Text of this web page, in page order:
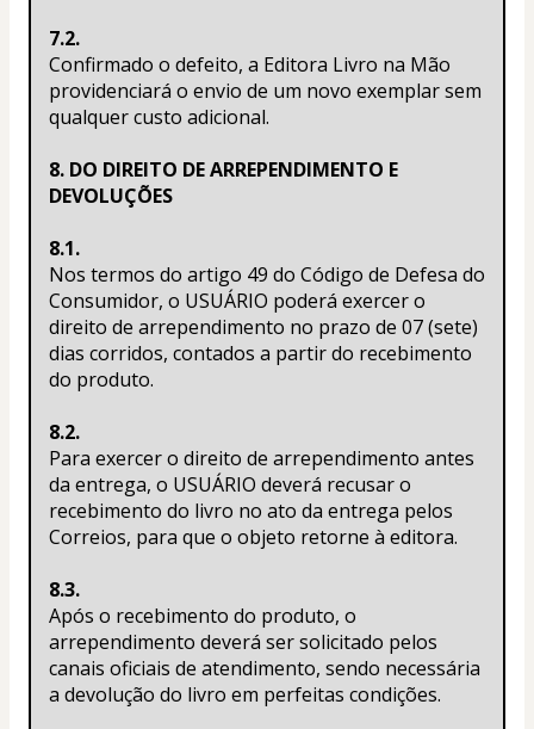
7.2.
Confirmado o defeito, a Editora Livro na Mão
providenciará o envio de um novo exemplar sem
qualquer custo adicional.
8. DO DIREITO DE ARREPENDIMENTO E
DEVOLUÇÕES
8.1.
Nos termos do artigo 49 do Código de Defesa do
Consumidor, o USUÁRIO poderá exercer o
direito de arrependimento no prazo de 07 (sete)
dias corridos, contados a partir do recebimento
do produto.
8.2.
Para exercer o direito de arrependimento antes
da entrega, o USUÁRIO deverá recusar o
recebimento do livro no ato da entrega pelos
Correios, para que o objeto retorne à editora.
8.3.
Após o recebimento do produto, o
arrependimento deverá ser solicitado pelos
canais oficiais de atendimento, sendo necessária
a devolução do livro em perfeitas condições.